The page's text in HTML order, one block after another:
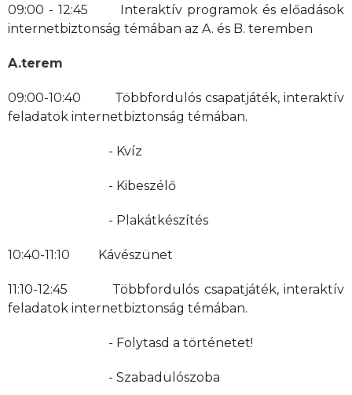
09:00 - 12:45 Interaktív programok és előadások
internetbiztonság témában az A. és B. teremben
A.terem
09:00-10:40 Többfordulós csapatjáték, interaktív
feladatok internetbiztonság témában.
- Kvíz
- Kibeszélő
- Plakátkészítés
10:40-11:10 Kávészünet
11:10-12:45 Többfordulós csapatjáték, interaktív
feladatok internetbiztonság témában.
- Folytasd a történetet!
- Szabadulószoba